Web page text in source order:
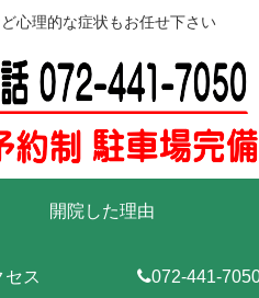
心理的な症状もお任せ下さい
開院した理由
セス 072-441-